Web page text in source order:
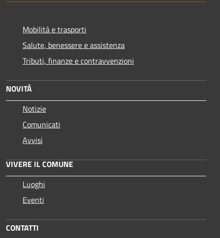
Mobilità e trasporti
Salute, benessere e assistenza
Tributi, finanze e contravvenzioni
NOVITÀ
Notizie
Comunicati
Avvisi
VIVERE IL COMUNE
Luoghi
Eventi
CONTATTI